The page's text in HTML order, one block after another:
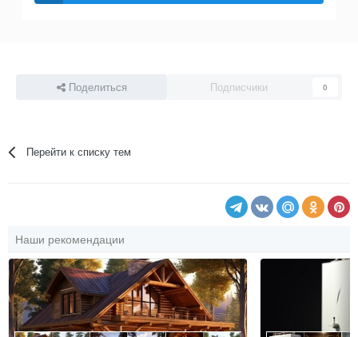
Поделиться Подписчики 0
Перейти к списку тем
Наши рекомендации